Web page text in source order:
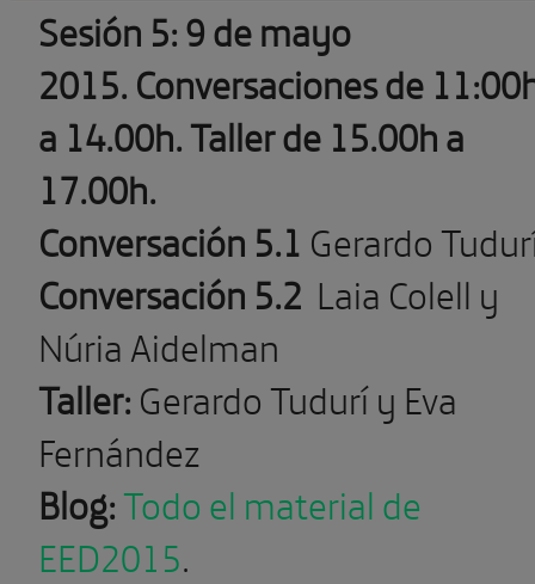
Sesión 5: 9 de mayo
2015. Conversaciones de
a 14.00h. Taller de 15.00h a
17.00h.
Conversación 5.1 Gerardo
Conversación 5.2 Laia Colell y
Núria Aidelman
Taller:Gerardo Tudurí y Eva
Fernández
Blog:Todo el material de
EED2015.